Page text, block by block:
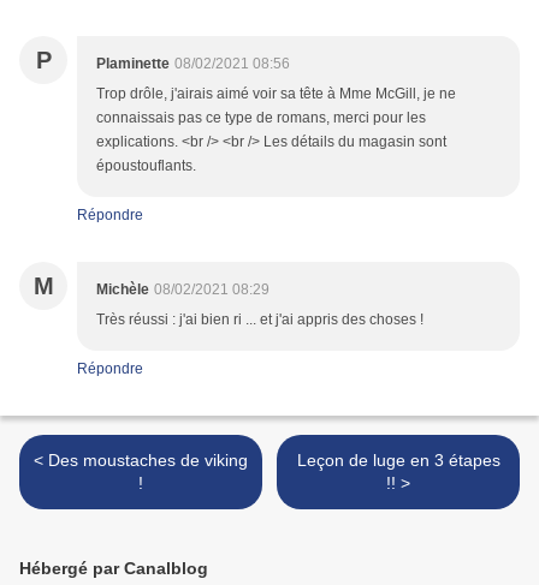
P Plaminette 08/02/2021 08:56
Trop drôle, j'airais aimé voir sa tête à Mme McGill, je ne
connaissais pas ce type de romans, merci pour les
explications. <br /> <br /> Les détails du magasin sont
époustouflants.
Répondre
M Michèle 08/02/2021 08:29
Très réussi : j'ai bien ri ... et j'ai appris des choses !
Répondre
< Des moustaches de viking
!
Leçon de luge en 3 étapes
!! >
Hébergé par Canalblog